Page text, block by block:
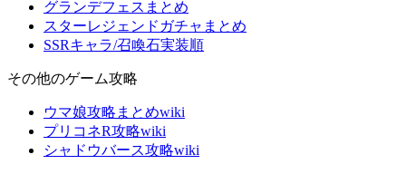
グランデフェスまとめ
スターレジェンドガチャまとめ
SSRキャラ/召喚石実装順
その他のゲーム攻略
ウマ娘攻略まとめwiki
プリコネR攻略wiki
シャドウバース攻略wiki